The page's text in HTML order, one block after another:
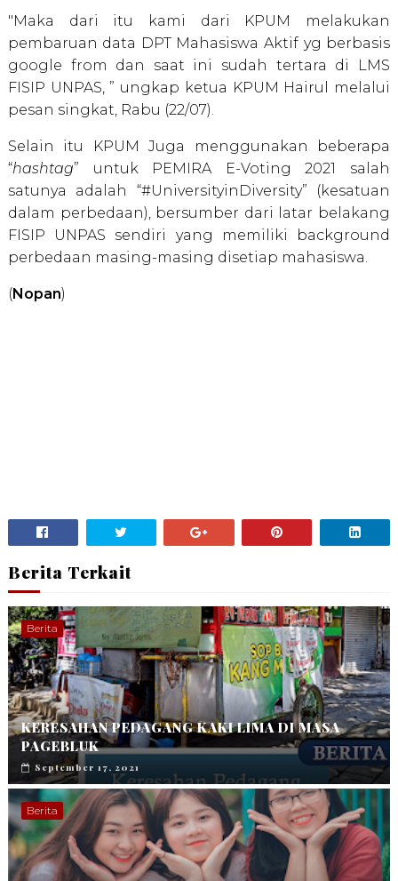
"Maka dari itu kami dari KPUM melakukan
pembaruan data DPT Mahasiswa Aktif yg berbasis
google from dan saat ini sudah tertara di LMS
FISIP UNPAS, ” ungkap ketua KPUM Hairul melalui
pesan singkat, Rabu (22/07).
Selain itu KPUM Juga menggunakan beberapa
“hashtag” untuk PEMIRA E-Voting 2021 salah
satunya adalah “#UniversityinDiversity” (kesatuan
dalam perbedaan), bersumber dari latar belakang
FISIP UNPAS sendiri yang memiliki background
perbedaan masing-masing disetiap mahasiswa.
( Nopan)
Berita Terkait
Berita
KERESAHAN PEDAGANG KAKI LIMA DI MASA
PAGEBLUK
September 17, 2021
Berita